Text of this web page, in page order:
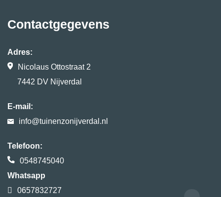
Contactgegevens
Adres:
Nicolaus Ottostraat 2
7442 DV Nijverdal
E-mail:
info@tuinenzonijverdal.nl
Telefoon:
0548745040
Whatsapp
0657832727